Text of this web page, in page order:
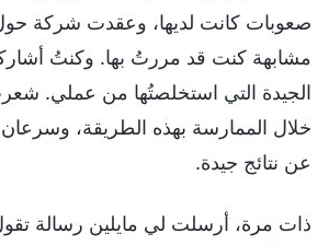
صعوبات كانت لديها، وعقدت شركة
مشابهة كنت قد مررتُ بها. وكنتُ
الجيدة التي استخلصتُها من عملي.
خلال الممارسة بهذه الطريقة،
عن نتائج جيدة.
ذات مرة، أرسلت لي مايلين رسالة